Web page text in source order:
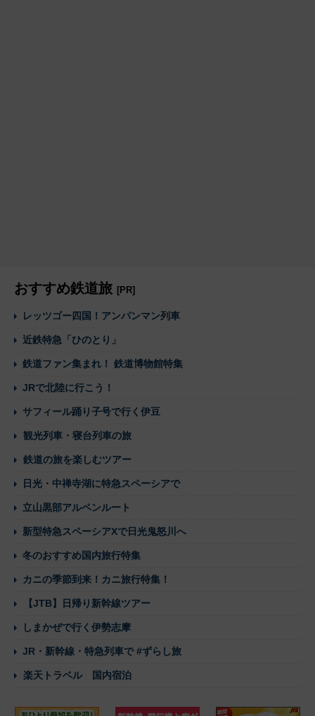
おすすめ鉄道旅 [PR]
レッツゴー四国！アンパンマン列車
近鉄特急「ひのとり」
鉄道ファン集まれ！ 鉄道博物館特集
JRで北陸に行こう！
サフィール踊り子号で行く伊豆
観光列車・寝台列車の旅
鉄道の旅を楽しむツアー
日光・中禅寺湖に特急スペーシアで
立山黒部アルペンルート
新型特急スペーシアXで日光鬼怒川へ
冬のおすすめ国内旅行特集
カニの季節到来！カニ旅行特集！
【JTB】日帰り新幹線ツアー
しまかぜで行く伊勢志摩
JR・新幹線・特急列車で #ずらし旅
楽天トラベル 国内宿泊